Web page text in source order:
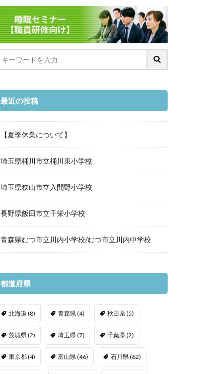
最近の投稿
【夏季休業について】
埼玉県桶川市立桶川東小学校
埼玉県狭山市立入間野小学校
長野県飯田市立千栄小学校
青森県むつ市立川内小学校/むつ市立川内中学校
都道府県
北海道 (8) 青森県(4) 秋田県(5)
茨城県(2) 埼玉県(7) 千葉県(2)
東京都(4) 富山県(46) 石川県(62)